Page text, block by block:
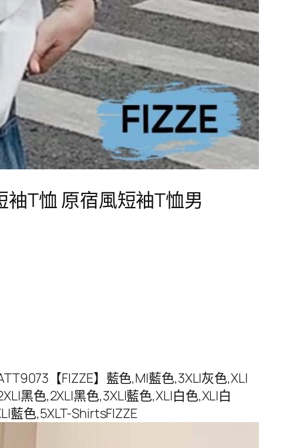
T恤 原宿風短袖T恤男
【FIZZE】藍色,M|藍色,3XL|灰色,XL|
黑色,2XL|黑色,3XL|藍色,XL|白色,XL|白
藍色,5XLT-ShirtsFIZZE